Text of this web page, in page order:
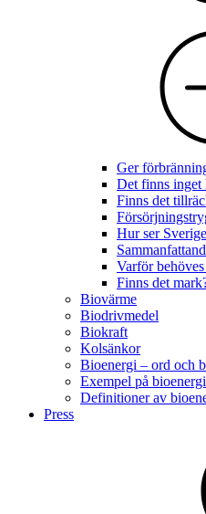
Ger
Det finns
Finns det
Hur ser
Varför
Finns det
Biovärme
Biodrivmedel
Biokraft
Kolsänkor
Bioenergi – ord och
Exempel på bioenergi
Definitioner av
Press